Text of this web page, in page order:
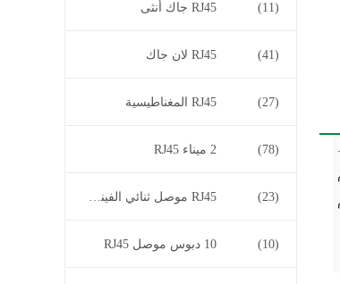
RJ45 جاك أنثى (11)
RJ45 لان جاك (41)
RJ45 المغناطيسية (27)
2 ميناء RJ45 (78)
RJ45 موصل ثنائي الفينيل متعدد الكلور (23)
10 دبوس موصل RJ45 (10)